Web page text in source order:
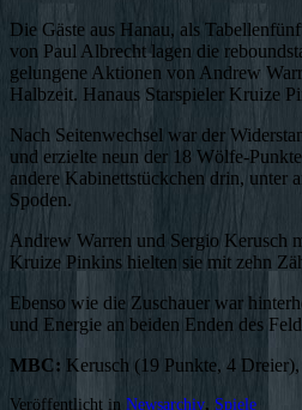
Die Gäste aus Hanau, als
von Paul Albrecht lagen die
gelungene Aktionen von Andrew
Halbzeit. Hanaus Starspieler Kruize
Nach Seitenwechsel war der
und erzielte neun der 18 Wölfe-
andere Kabinettstückchen drin, unter
Spoden.
Andrew Warren und Sergio Kerusch
Kruize Pinkins hielten sie mit zehn
Ebenso wie die Zuschauer war
und Energie an beiden Enden des
MBC: Kerusch (19 Punkte, 4
Veröffentlicht in Newsarchiv, Spiele